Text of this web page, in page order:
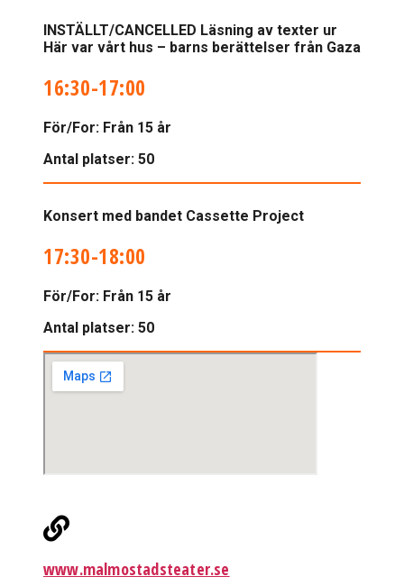
INSTÄLLT/CANCELLED Läsning av texter ur
Här var vårt hus – barns berättelser från Gaza
16:30-17:00
För/For: Från 15 år
Antal platser: 50
Konsert med bandet Cassette Project
17:30-18:00
För/For: Från 15 år
Antal platser: 50
www.malmostadsteater.se